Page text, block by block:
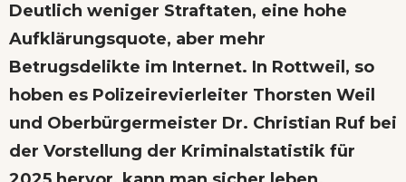
Deutlich weniger Straftaten, eine hohe
Aufklärungsquote, aber mehr
Betrugsdelikte im Internet. In Rottweil, so
hoben es Polizeirevierleiter Thorsten Weil
und Oberbürgermeister Dr. Christian Ruf bei
der Vorstellung der Kriminalstatistik für